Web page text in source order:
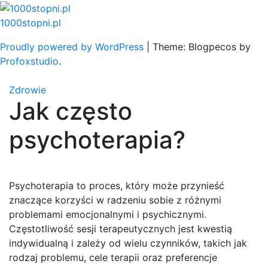
Skip
to
1000stopni.pl
Proudly powered by WordPress
Theme: Blogpecos by
Profoxstudio.
Zdrowie
Jak często
psychoterapia?
Psychoterapia to proces, który może przynieść
znaczące korzyści w radzeniu sobie z różnymi
problemami emocjonalnymi i psychicznymi.
Częstotliwość sesji terapeutycznych jest kwestią
indywidualną i zależy od wielu czynników, takich jak
rodzaj problemu, cele terapii oraz preferencje